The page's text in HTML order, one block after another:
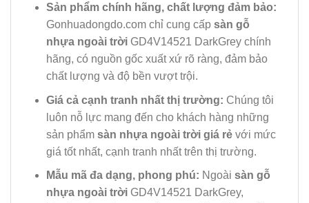
Sản phẩm chính hãng, chất lượng đảm bảo:
Gonhuadongdo.com chỉ cung cấp sàn gỗ
nhựa ngoài trờiGD4V14521 DarkGrey chính
hãng, có nguồn gốc xuất xứ rõ ràng, đảm bảo
chất lượng và độ bền vượt trội.
Giá cả cạnh tranh nhất thị trường: Chúng tôi
luôn nỗ lực mang đến cho khách hàng những
sản phẩm sàn nhựa ngoài trời giá rẻvới mức
giá tốt nhất, cạnh tranh nhất trên thị trường.
Mẫu mã đa dạng, phong phú: Ngoài sàn gỗ
nhựa ngoài trờiGD4V14521 DarkGrey,